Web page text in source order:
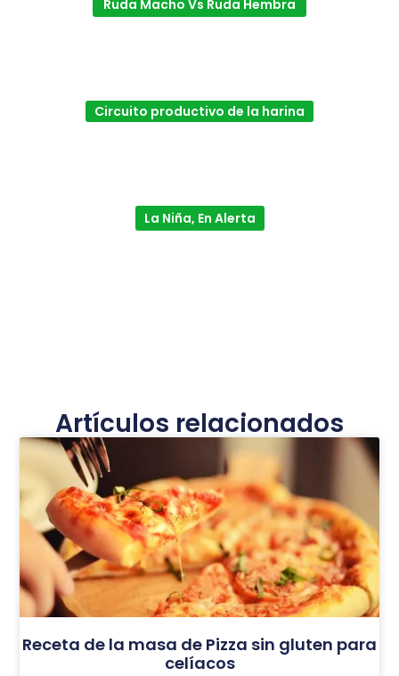
Ruda Macho Vs Ruda Hembra
Circuito productivo de la harina
La Niña, En Alerta
Artículos relacionados
Receta de la masa de Pizza sin gluten para
celíacos